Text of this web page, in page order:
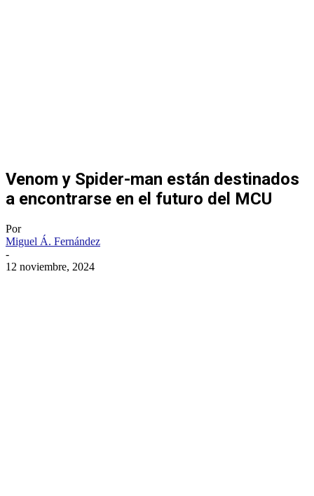
Venom y Spider-man están destinados
a encontrarse en el futuro del MCU
Por
Miguel Á. Fernández
-
12 noviembre, 2024